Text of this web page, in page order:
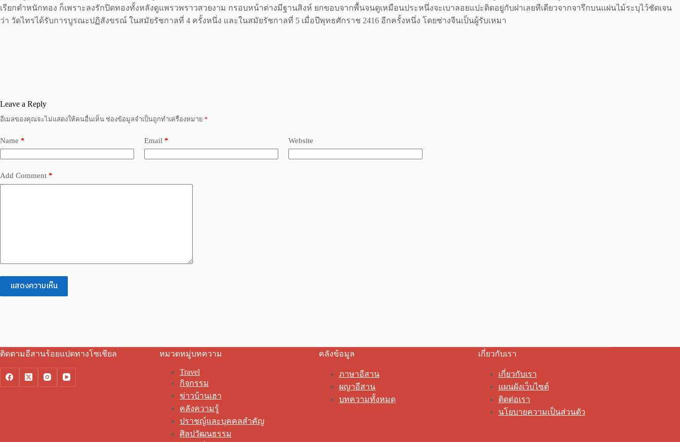
เรียกตำหนักทอง ก็เพราะลงรักปิดทองทั้งหลังดูแพรวพราวสวยงาม กรอบหน้าต่างมีฐานสิงห์ ยกขอบจากพื้นจนดูเหมือนประหนึ่งจะเบาลอยแปะติดอยู่กับฝาเลยทีเดียวจากจารึกบนแผ่นไม้ระบุไว้ชัดเจน
ว่า วัดไทรได้รับการบูรณะปฏิสังขรณ์ ในสมัยรัชกาลที่ 4 ครั้งหนึ่ง และในสมัยรัชกาลที่ 5 เมื่อปีพุทธศักราช 2416 อีกครั้งหนึ่ง โดยช่างจีนเป็นผู้รับเหมา
Leave a Reply
อีเมลของคุณจะไม่แสดงให้คนอื่นเห็น ช่องข้อมูลจำเป็นถูกทำเครื่องหมาย *
Name * Email * Website
Add Comment *
แสดงความเห็น
ติดตามอีสานร้อยแปดทางโซเชียล หมวดหมู่บทความ
Travel
กิจกรรม
ข่าวบ้านเฮา
คลังความรู้
ปราชญ์และบุคคลสำคัญ
ศิลปวัฒนธรรม
คลังข้อมูล
ภาษาอีสาน
ผญาอีสาน
บทความทั้งหมด
เกี่ยวกับเรา
เกี่ยวกับเรา
แผนผังเว็บไซต์
ติดต่อเรา
นโยบายความเป็นส่วนตัว